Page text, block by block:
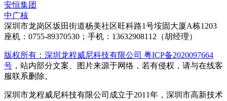
安恒集团
中广核
深圳市龙岗区坂田街道杨美社区旺科路1号垵固大厦A栋1203
座机：0755-89370530；手机：13632908112（胡经理）
版权所有：深圳龙程威尼科技有限公司 粤ICP备2020097664
号 ，站内部分文案、图片来源于网络，若有侵权，请与在线客
服联系删除。
深圳市龙程威尼科技有限公司成立于2011年，深圳市高新技术